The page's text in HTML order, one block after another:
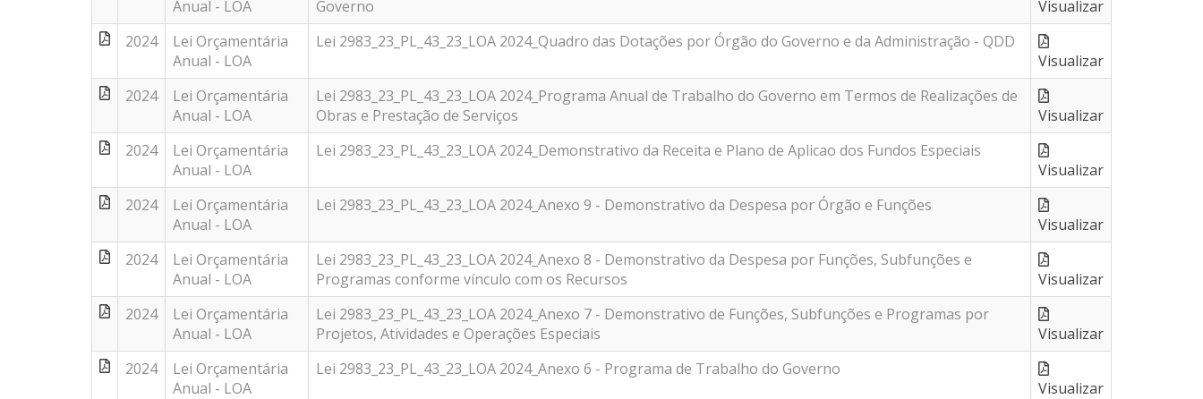
Anual - LOA
Governo
Visualizar
2024
Lei Orçamentária
Anual - LOA
Lei 2983_23_PL_43_23_LOA 2024_Quadro das Dotações por Órgão do Governo e da Administração - QDD
Visualizar
2024
Lei Orçamentária
Anual - LOA
Lei 2983_23_PL_43_23_LOA 2024_Programa Anual de Trabalho do Governo em Termos de Realizações de
Obras e Prestação de Serviços
Visualizar
2024
Lei Orçamentária
Anual - LOA
Lei 2983_23_PL_43_23_LOA 2024_Demonstrativo da Receita e Plano de Aplicao dos Fundos Especiais
Visualizar
2024
Lei Orçamentária
Anual - LOA
Lei 2983_23_PL_43_23_LOA 2024_Anexo 9 - Demonstrativo da Despesa por Órgão e Funções
Visualizar
2024
Lei Orçamentária
Anual - LOA
Lei 2983_23_PL_43_23_LOA 2024_Anexo 8 - Demonstrativo da Despesa por Funções, Subfunções e
Programas conforme vínculo com os Recursos
Visualizar
2024
Lei Orçamentária
Anual - LOA
Lei 2983_23_PL_43_23_LOA 2024_Anexo 7 - Demonstrativo de Funções, Subfunções e Programas por
Projetos, Atividades e Operações Especiais
Visualizar
2024
Lei Orçamentária
Anual - LOA
Lei 2983_23_PL_43_23_LOA 2024_Anexo 6 - Programa de Trabalho do Governo
Visualizar